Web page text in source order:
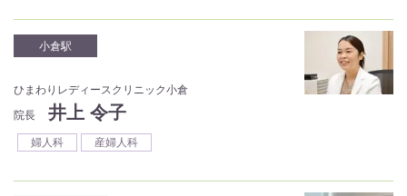
小倉駅
ひまわりレディースクリニック小倉
院長
井上 令子
婦人科 産婦人科